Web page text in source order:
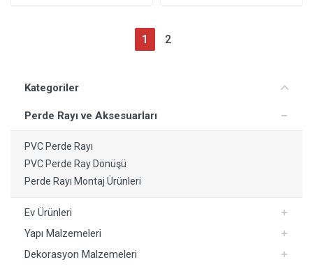
Kategoriler
Perde Rayı ve Aksesuarları
PVC Perde Rayı
PVC Perde Ray Dönüşü
Perde Rayı Montaj Ürünleri
Ev Ürünleri
Yapı Malzemeleri
Dekorasyon Malzemeleri
1 2